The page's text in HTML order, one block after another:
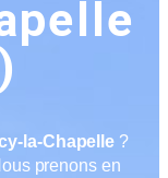
la-Chapelle ?
prenons en